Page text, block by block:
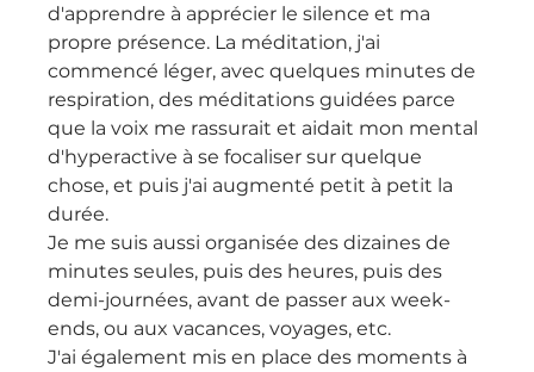
d'apprendre à apprécier le silence et ma
propre présence. La méditation, j'ai
commencé léger, avec quelques minutes de
respiration, des méditations guidées parce
que la voix me rassurait et aidait mon mental
d'hyperactive à se focaliser sur quelque
chose, et puis j'ai augmenté petit à petit la
durée.
Je me suis aussi organisée des dizaines de
minutes seules, puis des heures, puis des
demi-journées, avant de passer aux week-
ends, ou aux vacances, voyages, etc.
J'ai également mis en place des moments à